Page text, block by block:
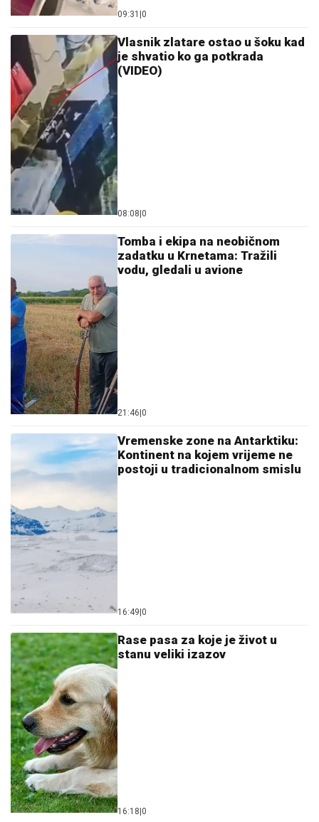
09:31 0
Vlasnik zlatare ostao u šoku kad
je shvatio ko ga potkrada
(VIDEO)
08:08 0
Tomba i ekipa na neobičnom
zadatku u Krnetama: Tražili
vodu, gledali u avione
21:46 0
Vremenske zone na Antarktiku:
Kontinent na kojem vrijeme ne
postoji u tradicionalnom smislu
16:49 0
Rase pasa za koje je život u
stanu veliki izazov
16:18 0